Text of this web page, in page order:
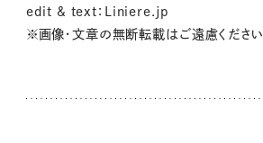
edit & text：Liniere.jp
※画像・文章の無断転載はご遠慮ください